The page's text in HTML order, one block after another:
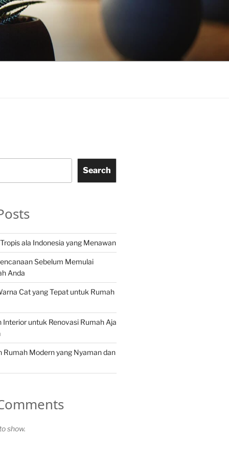
Search
ala Indonesia yang Menawan
Sebelum Memulai
Anda
Cat yang Tepat untuk Rumah
Interior untuk Renovasi Rumah Aja
Rumah Modern yang Nyaman dan
show.